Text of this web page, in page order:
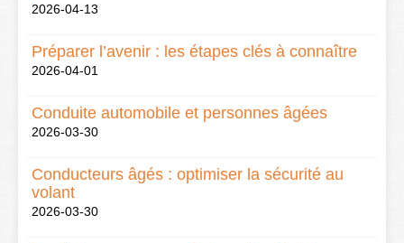
2026-04-13
Préparer l’avenir : les étapes clés à connaître
2026-04-01
Conduite automobile et personnes âgées
2026-03-30
Conducteurs âgés : optimiser la sécurité au
volant
2026-03-30